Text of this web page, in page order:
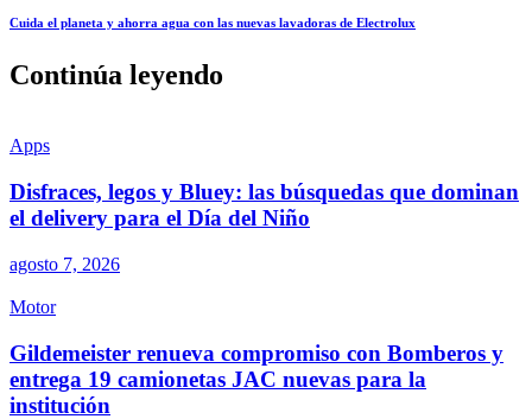
Cuida el planeta y ahorra agua con las nuevas lavadoras de Electrolux
Continúa leyendo
Apps
Disfraces, legos y Bluey: las búsquedas que dominan
el delivery para el Día del Niño
agosto 7, 2026
Motor
Gildemeister renueva compromiso con Bomberos y
entrega 19 camionetas JAC nuevas para la
institución